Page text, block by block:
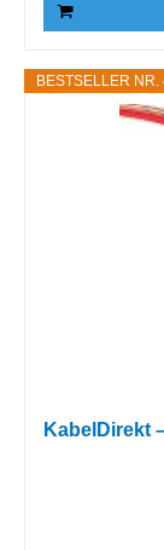
BESTSELLER NR.
KabelDirekt